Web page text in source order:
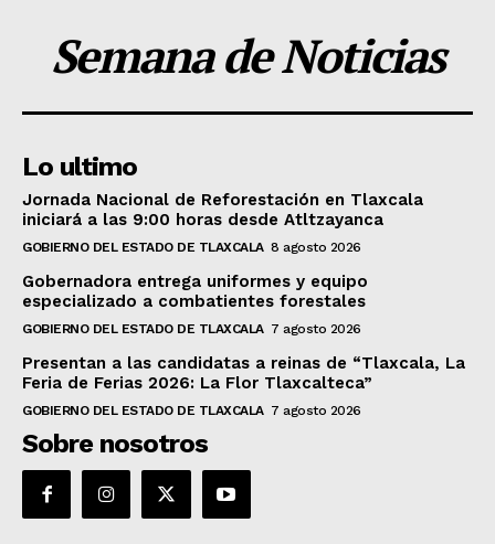
Semana de Noticias
Lo ultimo
Jornada Nacional de Reforestación en Tlaxcala
iniciará a las 9:00 horas desde Atltzayanca
GOBIERNO DEL ESTADO DE TLAXCALA 8 agosto 2026
Gobernadora entrega uniformes y equipo
especializado a combatientes forestales
GOBIERNO DEL ESTADO DE TLAXCALA 7 agosto 2026
Presentan a las candidatas a reinas de “Tlaxcala, La
Feria de Ferias 2026: La Flor Tlaxcalteca”
GOBIERNO DEL ESTADO DE TLAXCALA 7 agosto 2026
Sobre nosotros